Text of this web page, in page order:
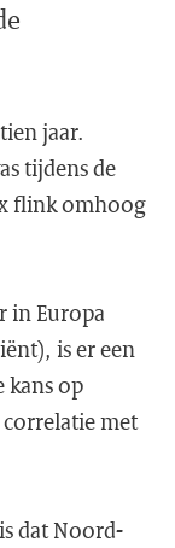
jaar.
tijdens de
flink omhoog
in Europa
is er een
kans op
correlatie met
dat Noord-